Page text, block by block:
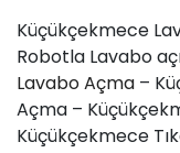
Küçükçekmece
Robotla Lavabo
Lavabo Açma –
Açma –
Küçükçekmece